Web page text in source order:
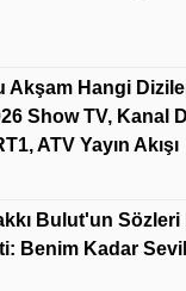
Akşam Hangi
Show TV, Kanal
ATV Yayın Akışı
Bulut'un Sözleri
Benim Kadar